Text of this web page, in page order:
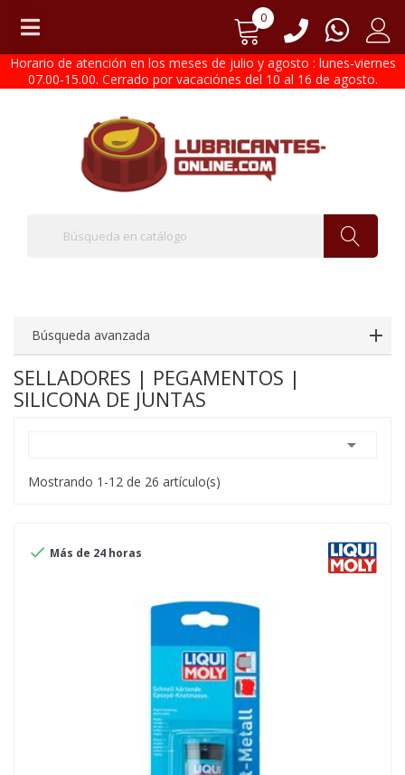
0
Horario de atención en los meses de julio y agosto : lunes-viernes
07.00-15.00. Cerrado por vacaciónes del 10 al 16 de agosto.
Búsqueda avanzada
SELLADORES | PEGAMENTOS |
SILICONA DE JUNTAS

Mostrando 1-12 de 26 artículo(s)
 Más de 24 horas